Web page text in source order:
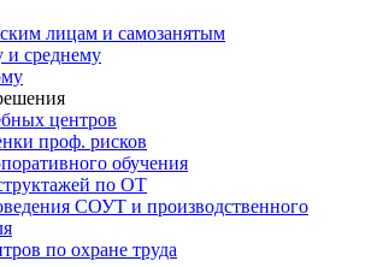
лицам и самозанятым
среднему
центров
проф. рисков
обучения
по ОТ
СОУТ и производственного
по охране труда